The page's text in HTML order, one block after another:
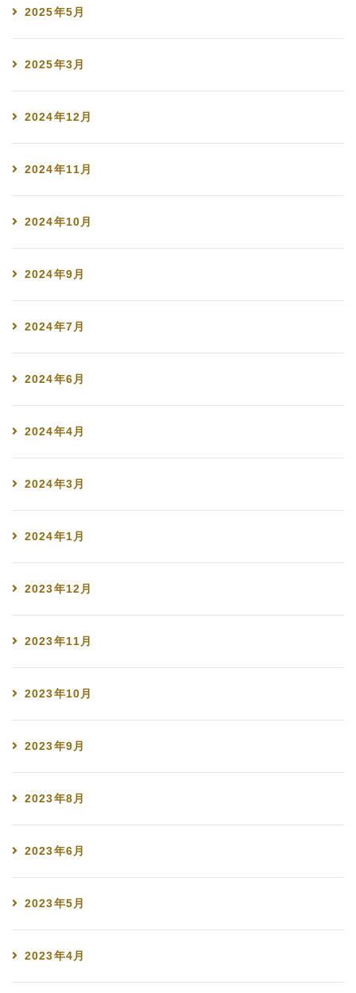
2025年5月
2025年3月
2024年12月
2024年11月
2024年10月
2024年9月
2024年7月
2024年6月
2024年4月
2024年3月
2024年1月
2023年12月
2023年11月
2023年10月
2023年9月
2023年8月
2023年6月
2023年5月
2023年4月